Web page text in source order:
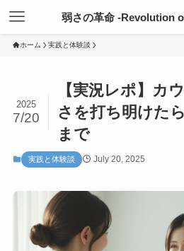
弱さの革命 -Revolution
ホーム 実践と体験談
【実況レポ】カ
さを打ち明けた
まで
2025
7/20
実践と体験談 July 20, 2025